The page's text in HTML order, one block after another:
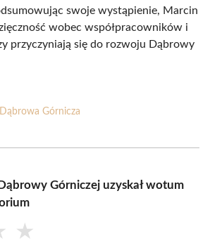
swoje wystąpienie, Marcin
wobec współpracowników i
przyczyniają się do rozwoju Dąbrowy
Górnicza
Górniczej uzyskał wotum
★